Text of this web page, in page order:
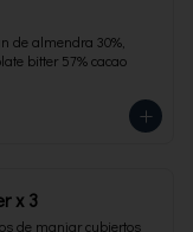
de almendra 30%,
bitter 57% cacao
x 3
de manjar cubiertos